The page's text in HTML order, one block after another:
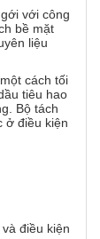
với công
bề mặt
liệu
cách tối
tiêu hao
Bộ tách
ở điều kiện
điều kiện